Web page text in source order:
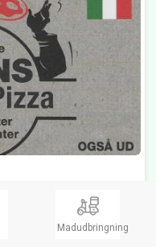
Madudbringning